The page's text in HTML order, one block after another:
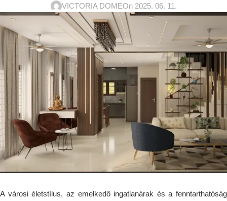
VICTORIA DOMEOn 2025. 06. 11.
A városi életstílus, az emelkedő ingatlanárak és a fenntarthatóság